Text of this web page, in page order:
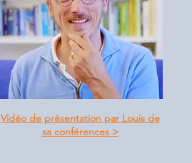
Vidéo de présentation par Louis de
sa conférences >